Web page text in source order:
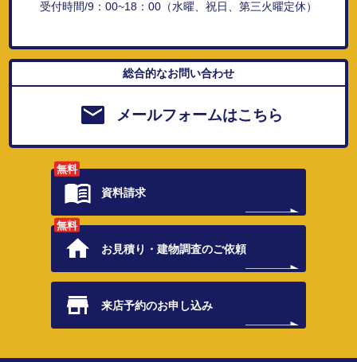
受付時間/9：00~18：00（水曜、祝日、第三火曜定休）
総合的なお問い合わせ
メールフォームはこちら
無料
資料請求
無料
お見積り・建物調査のご依頼
来店予約のお申し込み